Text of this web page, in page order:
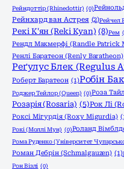
Рейндоттір (Rhinedottir) (0)
Рейнхард ван Астрея (2)Рейчел
Рекі К'ян (Reki Kyan) (8)Рем
Рендл Макмерфі (Randle Patrick
Ренлі Баратеон (Renly Baratheon)
Реґулус Блек (Regulus
Роберт Баратеон (1)Робін
Роджер Тейлор (Queen) (0)Роза
Розарія (Rosaria) (5)Рок Лі
Роксі Мігурдія (Roxy Migurdia)
Рокі (Моллі Мун) (0)Роланд
Рома Руденко (Університет
Роман Дебрін (Schmalgauzen) (1)
Рон Візлі (0)